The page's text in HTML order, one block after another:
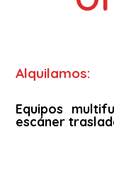
Alquilamos:
Equipos
escáner